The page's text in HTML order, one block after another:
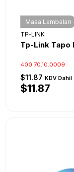
Masa Lambaları
TP-LINK
Tp-Link Tapo
400.70.10.0009
$11.87 KDV Dahil
$11.87